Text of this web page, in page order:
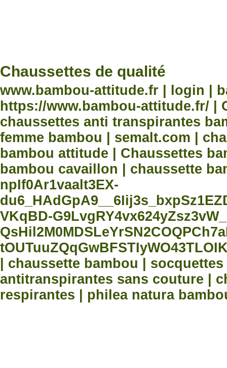
Chaussettes de qualité
www.bambou-attitude.fr | login |
https://www.bambou-attitude.fr/ |
chaussettes anti transpirantes
femme bambou | semalt.com |
bambou attitude | Chaussettes
bambou cavaillon | chaussette
npIf0Ar1vaalt3EX-
VKqBD-
| chaussette bambou |
antitranspirantes sans couture |
respirantes | philea natura